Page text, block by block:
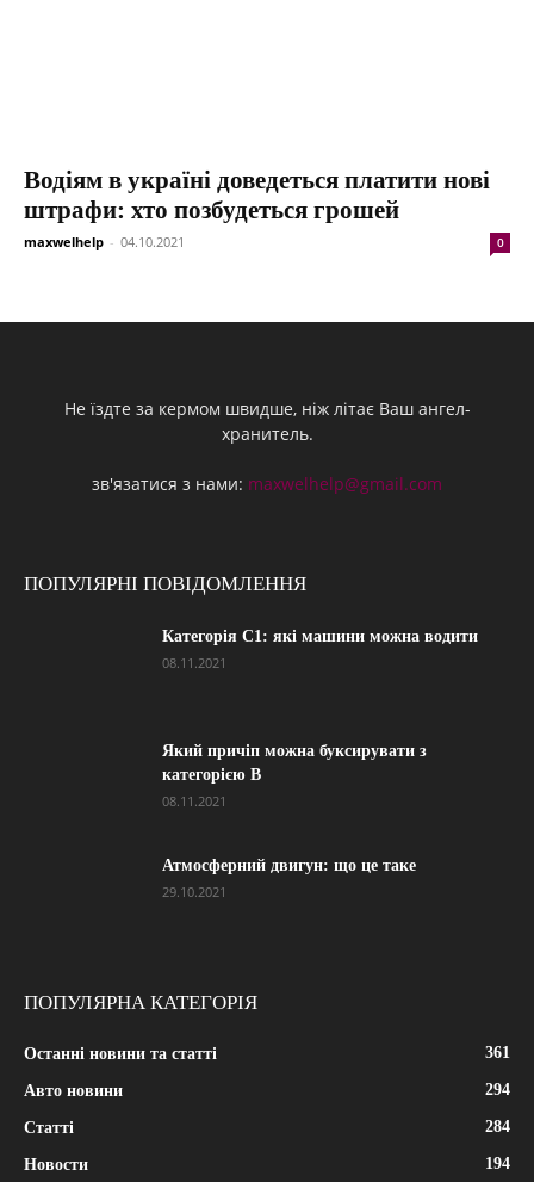
Водіям в україні доведеться платити нові
штрафи: хто позбудеться грошей
maxwelhelp - 04.10.2021 0
Не їздте за кермом швидше, ніж літає Ваш ангел-
хранитель.
зв'язатися з нами: maxwelhelp@gmail.com
ПОПУЛЯРНІ ПОВІДОМЛЕННЯ
Категорія С1: які машини можна водити
08.11.2021
Який причіп можна буксирувати з
категорією В
08.11.2021
Атмосферний двигун: що це таке
29.10.2021
ПОПУЛЯРНА КАТЕГОРІЯ
Останні новини та статті 361
Авто новини 294
Статті 284
Новости 194